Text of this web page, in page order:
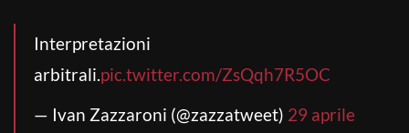
Interpretazioni
arbitrali.pic.twitter.com/ZsQqh7R5OC
— Ivan Zazzaroni (@zazzatweet) 29 aprile